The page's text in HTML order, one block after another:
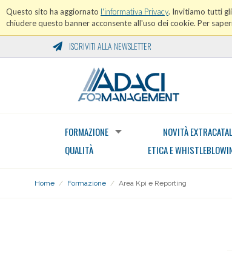
Questo sito ha aggiornato l'informativa Privacy. Invitiamo tutti
chiudere questo banner acconsente all'uso dei cookie. Per
ISCRIVITI ALLA NEWSLETTER
FORMAZIONE NOVITÀ
QUALITÀ
ETICA E
Home / Formazione / Area Kpi e Reporting